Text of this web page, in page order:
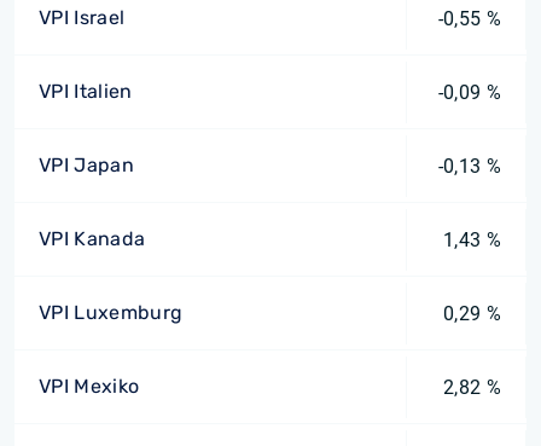
VPI Israel -0,55 %
VPI Italien -0,09 %
VPI Japan -0,13 %
VPI Kanada 1,43 %
VPI Luxemburg 0,29 %
VPI Mexiko 2,82 %